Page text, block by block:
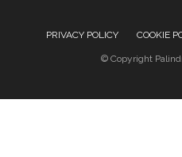
PRIVACY POLICY COOKIE
© Copyright